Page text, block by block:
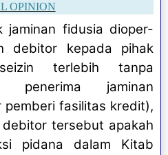
OPINION
jaminan fidusia dioper-
debitor kepada pihak
terlebih tanpa
penerima jaminan
fasilitas kredit),
tersebut apakah
pidana dalam Kitab